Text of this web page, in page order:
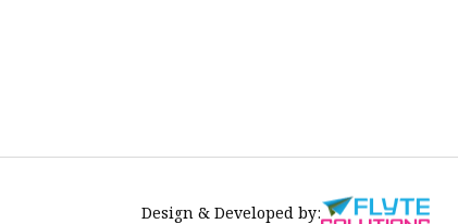
Design & Developed by: